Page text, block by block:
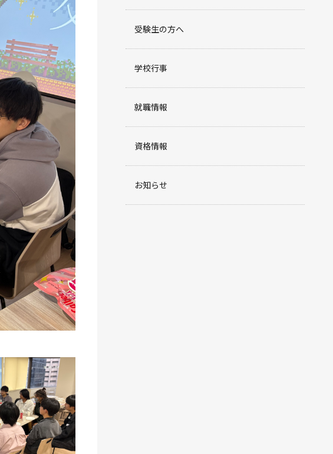
受験生の方へ
学校行事
就職情報
資格情報
お知らせ